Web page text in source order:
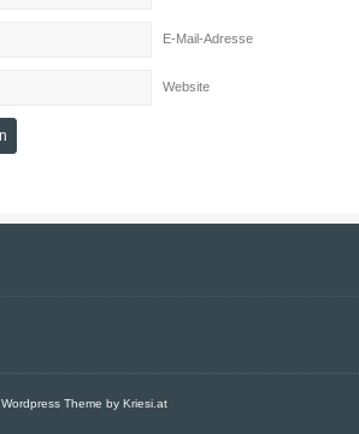
E-Mail-Adresse
Website
Wordpress Theme by Kriesi.at